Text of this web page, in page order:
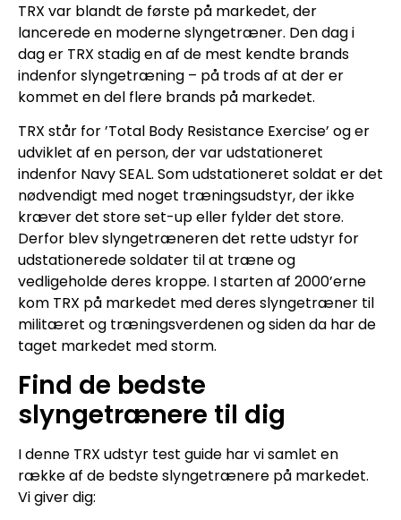
TRX var blandt de første på markedet, der
lancerede en moderne slyngetræner. Den dag i
dag er TRX stadig en af de mest kendte brands
indenfor slyngetræning – på trods af at der er
kommet en del flere brands på markedet.
TRX står for ’Total Body Resistance Exercise’ og er
udviklet af en person, der var udstationeret
indenfor Navy SEAL. Som udstationeret soldat er det
nødvendigt med noget træningsudstyr, der ikke
kræver det store set-up eller fylder det store.
Derfor blev slyngetræneren det rette udstyr for
udstationerede soldater til at træne og
vedligeholde deres kroppe. I starten af 2000’erne
kom TRX på markedet med deres slyngetræner til
militæret og træningsverdenen og siden da har de
taget markedet med storm.
Find de bedste
slyngetrænere til dig
I denne TRX udstyr test guide har vi samlet en
række af de bedste slyngetrænere på markedet.
Vi giver dig: